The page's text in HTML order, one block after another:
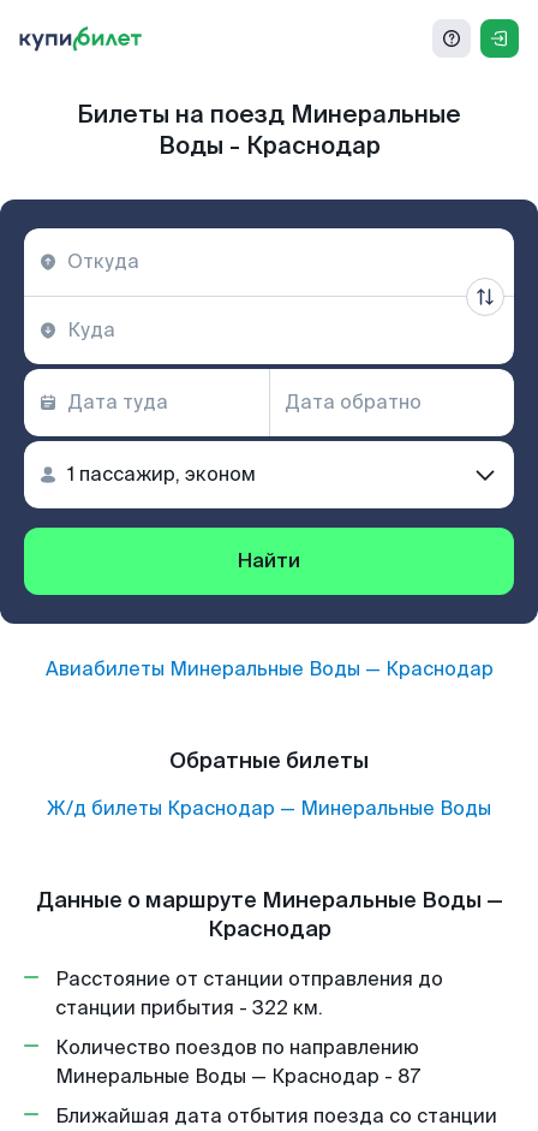
Билеты на поезд Минеральные
Воды - Краснодар
Найти
Авиабилеты Минеральные Воды — Краснодар
Обратные билеты
Ж/д билеты Краснодар — Минеральные Воды
Данные о маршруте Минеральные Воды —
Краснодар
Расстояние от станции отправления до
станции прибытия - 322 км.
Количество поездов по направлению
Минеральные Воды — Краснодар - 87
Ближайшая дата отбытия поезда со станции